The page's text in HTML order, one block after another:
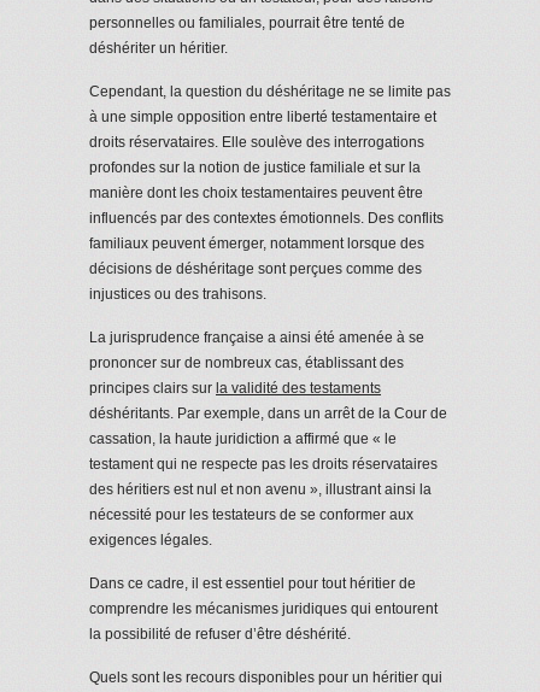
personnelles ou familiales, pourrait être tenté de
déshériter un héritier.
Cependant, la question du déshéritage ne se limite pas
à une simple opposition entre liberté testamentaire et
droits réservataires. Elle soulève des interrogations
profondes sur la notion de justice familiale et sur la
manière dont les choix testamentaires peuvent être
influencés par des contextes émotionnels. Des conflits
familiaux peuvent émerger, notamment lorsque des
décisions de déshéritage sont perçues comme des
injustices ou des trahisons.
La jurisprudence française a ainsi été amenée à se
prononcer sur de nombreux cas, établissant des
principes clairs sur la validité des testaments
déshéritants. Par exemple, dans un arrêt de la Cour de
cassation, la haute juridiction a affirmé que « le
testament qui ne respecte pas les droits réservataires
des héritiers est nul et non avenu », illustrant ainsi la
nécessité pour les testateurs de se conformer aux
exigences légales.
Dans ce cadre, il est essentiel pour tout héritier de
comprendre les mécanismes juridiques qui entourent
la possibilité de refuser d’être déshérité.
Quels sont les recours disponibles pour un héritier qui